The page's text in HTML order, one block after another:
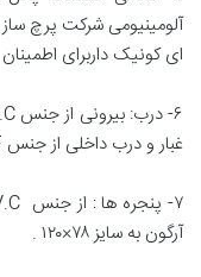
ای کونیک داربرای
غبار و درب داخلی از جنس HDF با یراق آلات مرغوب .
آرگون به سایز ۷۸×۱۲۰ .